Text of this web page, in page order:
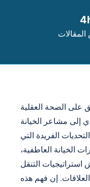
على الصحة العقلية
إلى مشاعر الخيانة
الفريدة التي
الخيانة العاطفية،
استراتيجيات التنقل
إن فهم هذه